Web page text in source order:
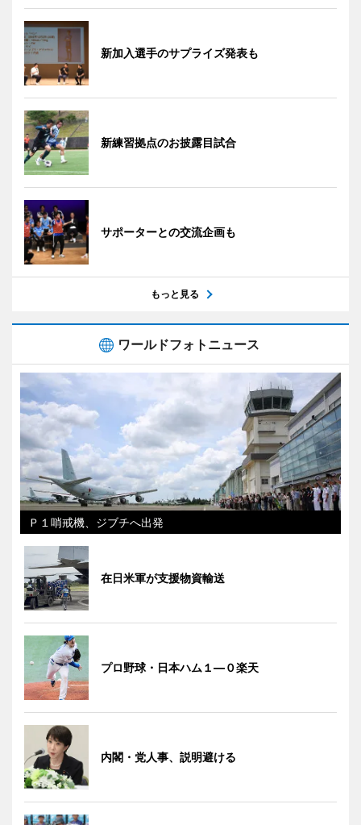
新加入選手のサプライズ発表も
新練習拠点のお披露目試合
サポーターとの交流企画も
もっと見る
ワールドフォトニュース
Ｐ１哨戒機、ジブチへ出発
在日米軍が支援物資輸送
プロ野球・日本ハム１―０楽天
内閣・党人事、説明避ける